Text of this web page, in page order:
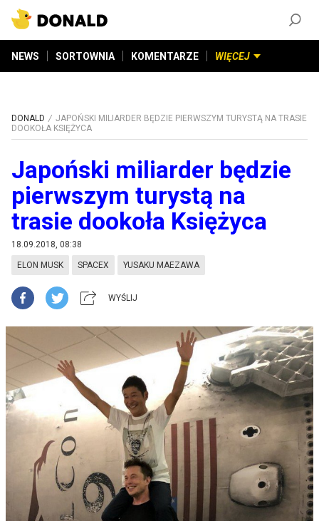
NEWS SORTOWNIA KOMENTARZE WIĘCEJ
DONALD
JAPOŃSKI MILIARDER BĘDZIE PIERWSZYM TURYSTĄ NA TRASIE
DOOKOŁA KSIĘŻYCA
Japoński miliarder będzie
pierwszym turystą na
trasie dookoła Księżyca
18.09.2018, 08:38
ELON MUSK SPACEX YUSAKU MAEZAWA
WYŚLIJ